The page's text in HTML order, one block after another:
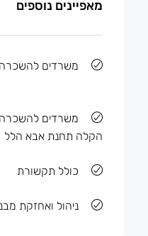
מאפיינים נוספים
משרדים להשכרה
משרדים
הקלה תחנת אבא הלל
כולל תקשורת
ניהול ואחזקת